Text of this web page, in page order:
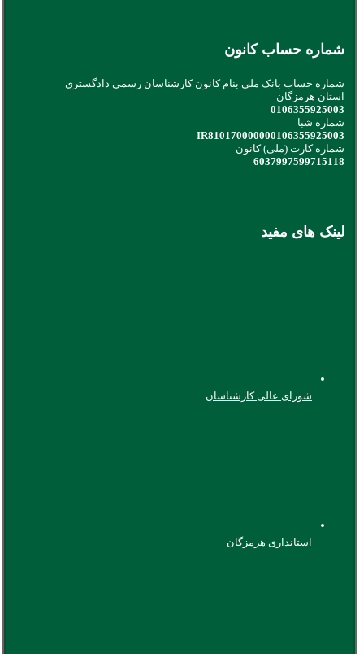
شماره حساب کانون
شماره حساب بانک ملی بنام کانون کارشناسان رسمی دادگستری
استان هرمزگان
0106355925003
شماره شبا
IR810170000000106355925003
شماره کارت (ملی) کانون
6037997599715118
لینک های مفید
شورای عالی کارشناسان
استانداری هرمزگان